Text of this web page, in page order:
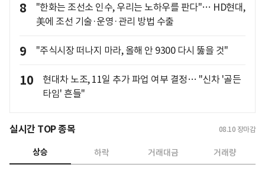
8
"한화는 조선소 인수, 우리는 노하우를 판다"… HD현대,
美에 조선 기술·운영·관리 방법 수출
9 "주식시장 떠나지 마라, 올해 안 9300 다시 뚫을 것"
10
현대차 노조, 11일 추가 파업 여부 결정… "신차 '골든
타임' 흔들"
실시간 TOP 종목 08.10 장마감
상승 하락 거래대금 거래량